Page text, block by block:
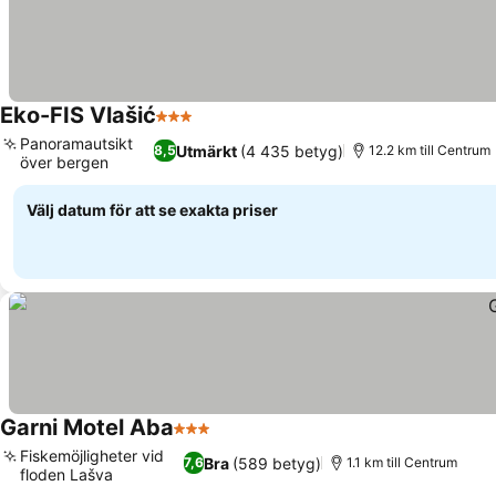
Eko-FIS Vlašić3 Stjärnor
8,5Utmärkt (4 435 betyg)
Panoramautsikt
över bergen
12.2 km till Centrum
Välj datum för att se exakta priser
Garni Motel Aba3 Stjärnor
7,6Bra (589 betyg)
Fiskemöjligheter vid
floden Lašva
1.1 km till Centrum